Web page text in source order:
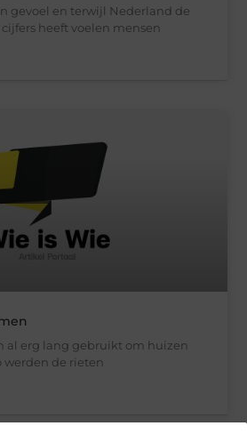
gevoel en terwijl Nederland de
heeft voelen mensen
al erg lang gebruikt om huizen
werden de rieten